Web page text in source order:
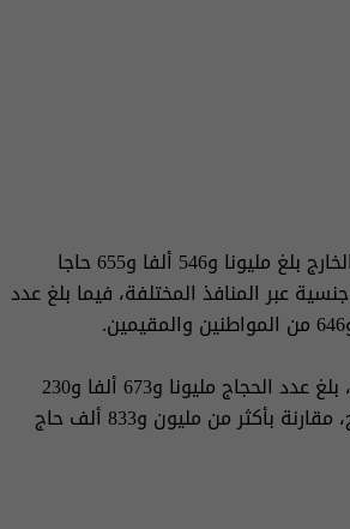
وأضافت أن عدد حجاج الخارج بلغ مليونا و546 ألفا و655 حاجا
وحاجة، قدموا من 165 جنسية عبر المنافذ المختلفة، فيما بلغ عدد
وفي الموسم الماضي، بلغ عدد الحجاج مليونا و673 ألفا و230
حاجا من الداخل والخارج، مقارنة بأكثر من مليون و833 ألف حاج